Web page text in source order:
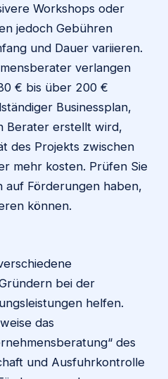
Workshops oder
jedoch Gebühren
und Dauer variieren.
verlangen
€ bis über 200 €
Businessplan,
Berater erstellt wird,
des Projekts zwischen
mehr kosten. Prüfen Sie
auf Förderungen haben,
können.
bei der
helfen.
das
des
und Ausfuhrkontrolle